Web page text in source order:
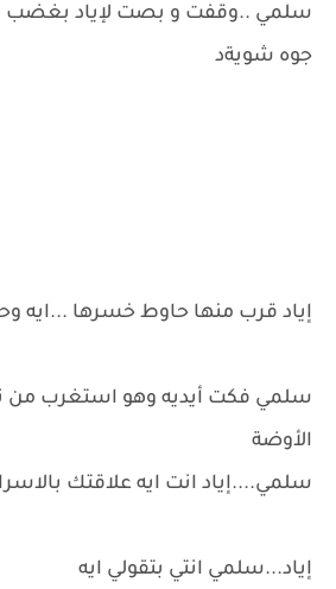
سلمي ..وقفت و بصت لإياد بغضب
جوه شويةد
إياد قرب منها حاوط خسرها ...ايه
سلمي فكت أيديه وهو استغرب من
الأوضة
سلمي....إياد انت ايه علاقتك
إياد...سلمي انتي بتقولي ايه